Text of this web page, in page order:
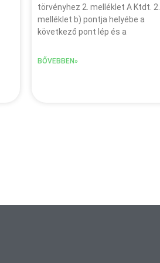
törvényhez 2. melléklet A Ktdt. 2.
melléklet b) pontja helyébe a
következő pont lép és a
BŐVEBBEN»